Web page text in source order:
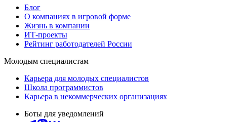
Блог
О компаниях в игровой форме
Жизнь в компании
ИТ-проекты
Рейтинг работодателей России
Молодым специалистам
Карьера для молодых специалистов
Школа программистов
Карьера в некоммерческих организациях
Боты для уведомлений